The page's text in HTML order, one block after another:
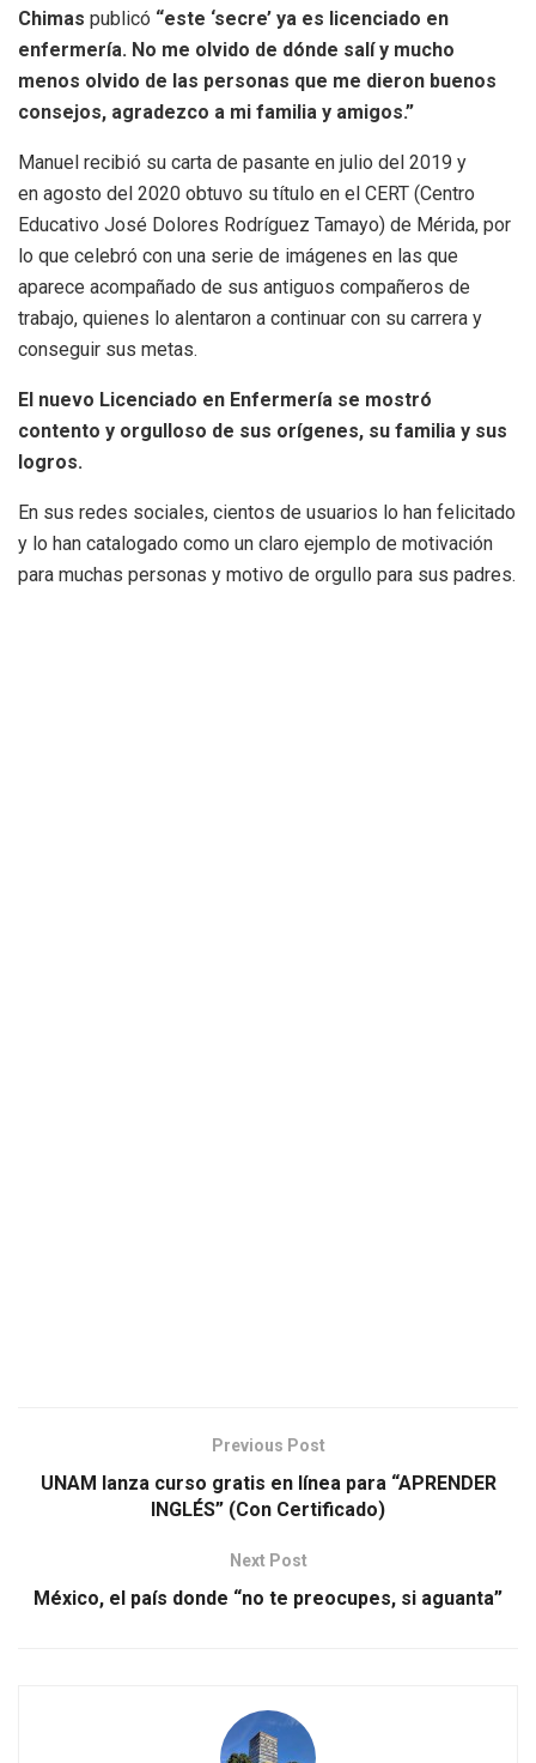
Chimas publicó “este ‘secre’ ya es licenciado en
enfermería. No me olvido de dónde salí y mucho
menos olvido de las personas que me dieron buenos
consejos, agradezco a mi familia y amigos.”
Manuel recibió su carta de pasante en julio del 2019 y
en agosto del 2020 obtuvo su título en el CERT (Centro
Educativo José Dolores Rodríguez Tamayo) de Mérida, por
lo que celebró con una serie de imágenes en las que
aparece acompañado de sus antiguos compañeros de
trabajo, quienes lo alentaron a continuar con su carrera y
conseguir sus metas.
El nuevo Licenciado en Enfermería se mostró
contento y orgulloso de sus orígenes, su familia y sus
logros.
En sus redes sociales, cientos de usuarios lo han felicitado
y lo han catalogado como un claro ejemplo de motivación
para muchas personas y motivo de orgullo para sus padres.
Previous Post
UNAM lanza curso gratis en línea para “APRENDER
INGLÉS” (Con Certificado)
Next Post
México, el país donde “no te preocupes, si aguanta”